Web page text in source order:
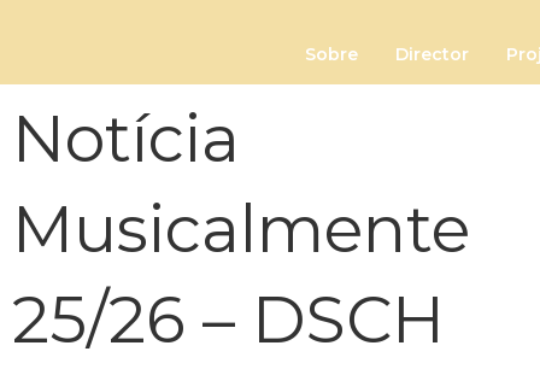
Sobre Director
Notícia
Musicalmente
25/26 – DSCH